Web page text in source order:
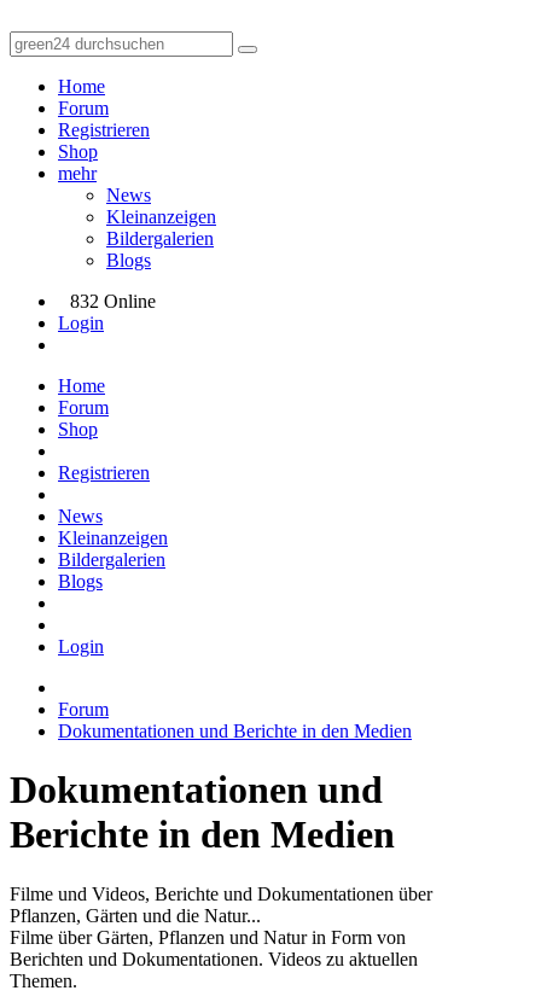
Home
Forum
Registrieren
Shop
mehr
News
Kleinanzeigen
Bildergalerien
Blogs
832 Online
Login
Home
Forum
Shop
Registrieren
News
Kleinanzeigen
Bildergalerien
Blogs
Login
Forum
Dokumentationen und Berichte in den Medien
Dokumentationen und
Berichte in den Medien
Filme und Videos, Berichte und Dokumentationen über
Pflanzen, Gärten und die Natur...
Filme über Gärten, Pflanzen und Natur in Form von
Berichten und Dokumentationen. Videos zu aktuellen
Themen.